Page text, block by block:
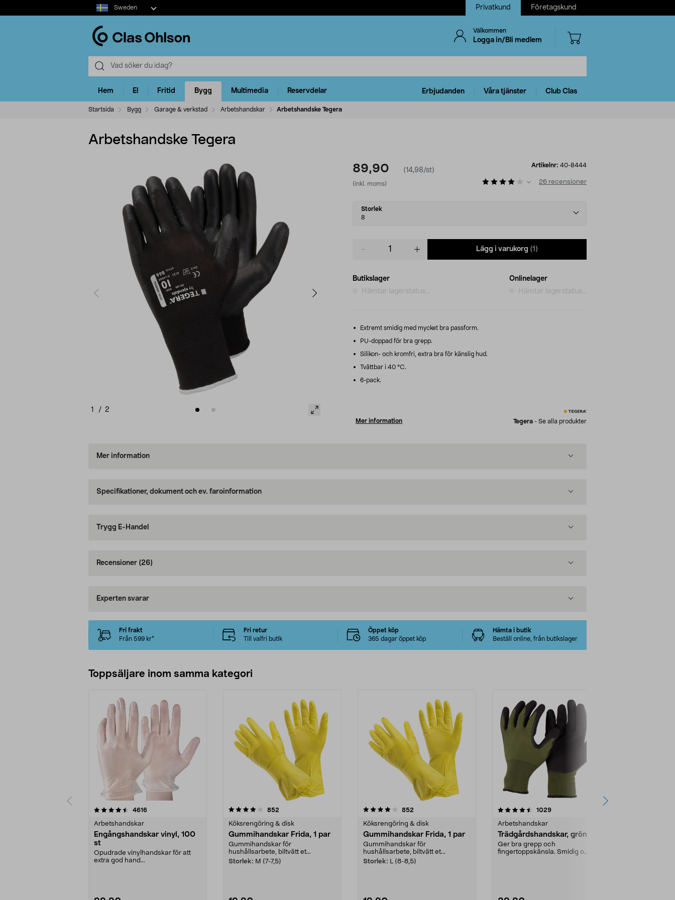
Select
market
Sweden Privatkund Företagskund
Välkommen
Logga in/Bli medlem
Hem El Fritid Bygg Multimedia Reservdelar Erbjudanden Våra tjänster Club Clas
Startsida Bygg Garage & verkstad Arbetshandskar Arbetshandske Tegera
Arbetshandske Tegera
1 / 2
89,90 (14,98/st)
(inkl. moms)
Artikelnr: 40-8444
26 recensioner
Select
variant
Storlek
8
Lägg i varukorg (1)
Butikslager
Hämtar lagerstatus...
Onlinelager
Hämtar lagerstatus...
Extremt smidig med mycket bra passform.
PU-doppad för bra grepp.
Silikon- och kromfri, extra bra för känslig hud.
Tvättbar i 40 °C.
6-pack.
Mer information Tegera - Se alla produkter
Mer information
Specifikationer, dokument och ev. faroinformation
Trygg E-Handel
Recensioner (26)
Experten svarar
Fri frakt
Från 599 kr*
Fri retur
Till valfri butik
Öppet köp
365 dagar öppet köp
Hämta i butik
Beställ online, från butikslager
Toppsäljare inom samma kategori
4616recensioner
Arbetshandskar
Engångshandskar vinyl, 100
st
Opudrade vinylhandskar för att
extra god hand...
4.0 av 5 stjärnor 852
Köksrengöring & disk
Gummihandskar Frida, 1 par
Gummihandskar för
hushållsarbete, biltvätt et...
Storlek: M (7-7,5)
4.0 av 5 stjärnor 852
Köksrengöring & disk
Gummihandskar Frida, 1 par
Gummihandskar för
hushållsarbete, biltvätt et...
Storlek: L (8-8,5)
4.5 av 5 stjärnor 1029recensioner
Arbetshandskar
Trädgårdshandskar, gröna
Ger bra grepp och
fingertoppskänsla. Smidig o...
4.0 av 5 stjärnor